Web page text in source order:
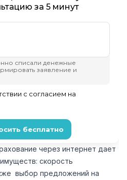
через интернет дает
скорость
выбор предложений на